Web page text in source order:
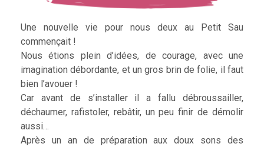
Une nouvelle vie pour nous deux au Petit Sau
commençait !
Nous étions plein d’idées, de courage, avec une
imagination débordante, et un gros brin de folie, il faut
bien l’avouer !
Car avant de s’installer il a fallu débroussailler,
déchaumer, rafistoler, rebâtir, un peu finir de démolir
aussi…
Après un an de préparation aux doux sons des